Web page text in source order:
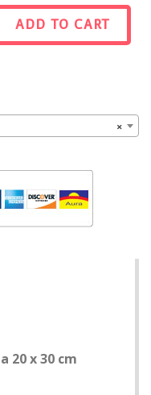
ADD TO CART
×
20 x 30 cm